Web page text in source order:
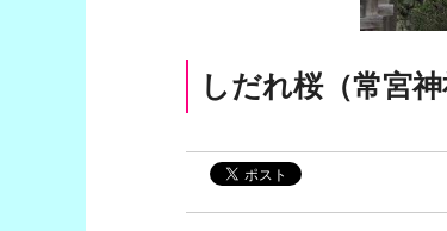
しだれ桜（常宮神